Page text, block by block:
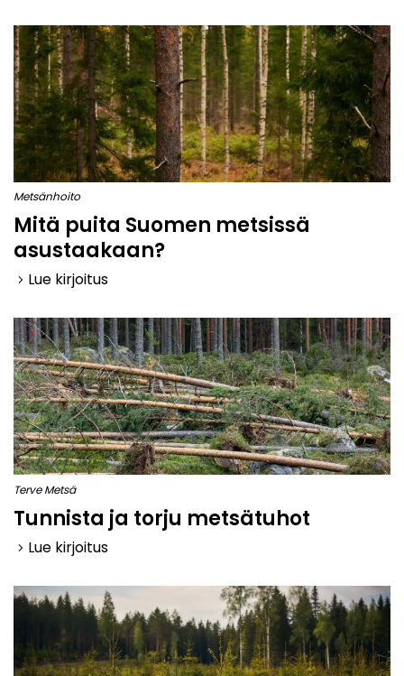
Metsänhoito
Mitä puita Suomen metsissä
asustaakaan?
keyboard_arrow_right Lue kirjoitus
Terve Metsä
Tunnista ja torju metsätuhot
keyboard_arrow_right Lue kirjoitus